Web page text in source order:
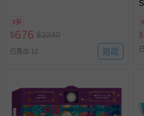
3折
$676 $2240
已售出 12 追蹤
$